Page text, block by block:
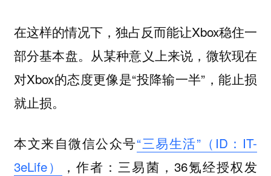
在这样的情况下，独占反而能让Xbox稳住一
部分基本盘。从某种意义上来说，微软现在
对Xbox的态度更像是“投降输一半”，能止损
就止损。
本文来自微信公众号“三易生活”（ID：IT-
3eLife）
，作者：三易菌，36氪经授权发